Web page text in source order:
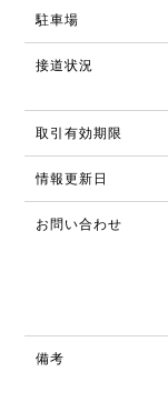
駐車場
接道状況
取引有効期限
情報更新日
お問い合わせ
備考